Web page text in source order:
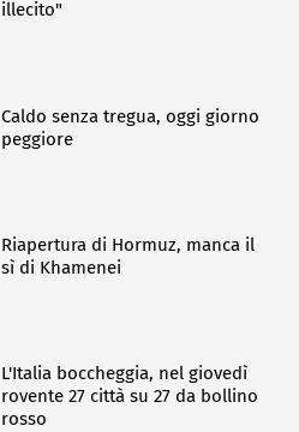
illecito"
Caldo senza tregua, oggi giorno
peggiore
Riapertura di Hormuz, manca il
sì di Khamenei
L'Italia boccheggia, nel giovedì
rovente 27 città su 27 da bollino
rosso